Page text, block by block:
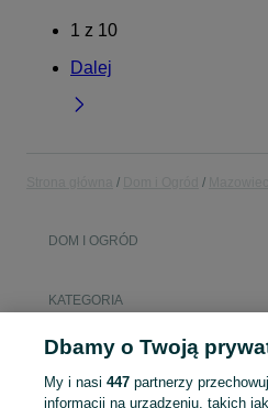
1 z 10
Dalej
DOM I OGRÓD
KATEGORIA
Popularne
beczka hdpe drewno
Dbamy o Twoją
My i nasi 447partnerzy
informacji na urządzeniu, takich